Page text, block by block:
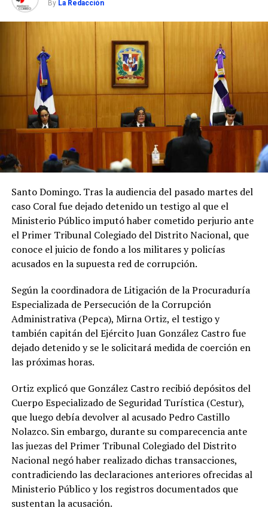
By La Redacción
Santo Domingo. Tras la audiencia del pasado martes del
caso Coral fue dejado detenido un testigo al que el
Ministerio Público imputó haber cometido perjurio ante
el Primer Tribunal Colegiado del Distrito Nacional, que
conoce el juicio de fondo a los militares y policías
acusados en la supuesta red de corrupción.
Según la coordinadora de Litigación de la Procuraduría
Especializada de Persecución de la Corrupción
Administrativa (Pepca), Mirna Ortiz, el testigo y
también capitán del Ejército Juan González Castro fue
dejado detenido y se le solicitará medida de coerción en
las próximas horas.
Ortiz explicó que González Castro recibió depósitos del
Cuerpo Especializado de Seguridad Turística (Cestur),
que luego debía devolver al acusado Pedro Castillo
Nolazco. Sin embargo, durante su comparecencia ante
las juezas del Primer Tribunal Colegiado del Distrito
Nacional negó haber realizado dichas transacciones,
contradiciendo las declaraciones anteriores ofrecidas al
Ministerio Público y los registros documentados que
sustentan la acusación.